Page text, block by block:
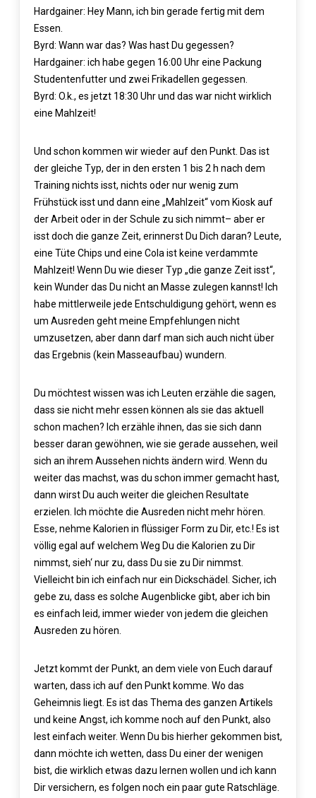
Hardgainer: Hey Mann, ich bin gerade fertig mit dem
Essen.
Byrd: Wann war das? Was hast Du gegessen?
Hardgainer: ich habe gegen 16:00 Uhr eine Packung
Studentenfutter und zwei Frikadellen gegessen.
Byrd: O.k., es jetzt 18:30 Uhr und das war nicht wirklich
eine Mahlzeit!
Und schon kommen wir wieder auf den Punkt. Das ist
der gleiche Typ, der in den ersten 1 bis 2 h nach dem
Training nichts isst, nichts oder nur wenig zum
Frühstück isst und dann eine „Mahlzeit“ vom Kiosk auf
der Arbeit oder in der Schule zu sich nimmt– aber er
isst doch die ganze Zeit, erinnerst Du Dich daran? Leute,
eine Tüte Chips und eine Cola ist keine verdammte
Mahlzeit! Wenn Du wie dieser Typ „die ganze Zeit isst“,
kein Wunder das Du nicht an Masse zulegen kannst! Ich
habe mittlerweile jede Entschuldigung gehört, wenn es
um Ausreden geht meine Empfehlungen nicht
umzusetzen, aber dann darf man sich auch nicht über
das Ergebnis (kein Masseaufbau) wundern.
Du möchtest wissen was ich Leuten erzähle die sagen,
dass sie nicht mehr essen können als sie das aktuell
schon machen? Ich erzähle ihnen, das sie sich dann
besser daran gewöhnen, wie sie gerade aussehen, weil
sich an ihrem Aussehen nichts ändern wird. Wenn du
weiter das machst, was du schon immer gemacht hast,
dann wirst Du auch weiter die gleichen Resultate
erzielen. Ich möchte die Ausreden nicht mehr hören.
Esse, nehme Kalorien in flüssiger Form zu Dir, etc.! Es ist
völlig egal auf welchem Weg Du die Kalorien zu Dir
nimmst, sieh‘ nur zu, dass Du sie zu Dir nimmst.
Vielleicht bin ich einfach nur ein Dickschädel. Sicher, ich
gebe zu, dass es solche Augenblicke gibt, aber ich bin
es einfach leid, immer wieder von jedem die gleichen
Ausreden zu hören.
Jetzt kommt der Punkt, an dem viele von Euch darauf
warten, dass ich auf den Punkt komme. Wo das
Geheimnis liegt. Es ist das Thema des ganzen Artikels
und keine Angst, ich komme noch auf den Punkt, also
lest einfach weiter. Wenn Du bis hierher gekommen bist,
dann möchte ich wetten, dass Du einer der wenigen
bist, die wirklich etwas dazu lernen wollen und ich kann
Dir versichern, es folgen noch ein paar gute Ratschläge.